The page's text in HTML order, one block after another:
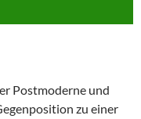
Postmoderne und
zu einer